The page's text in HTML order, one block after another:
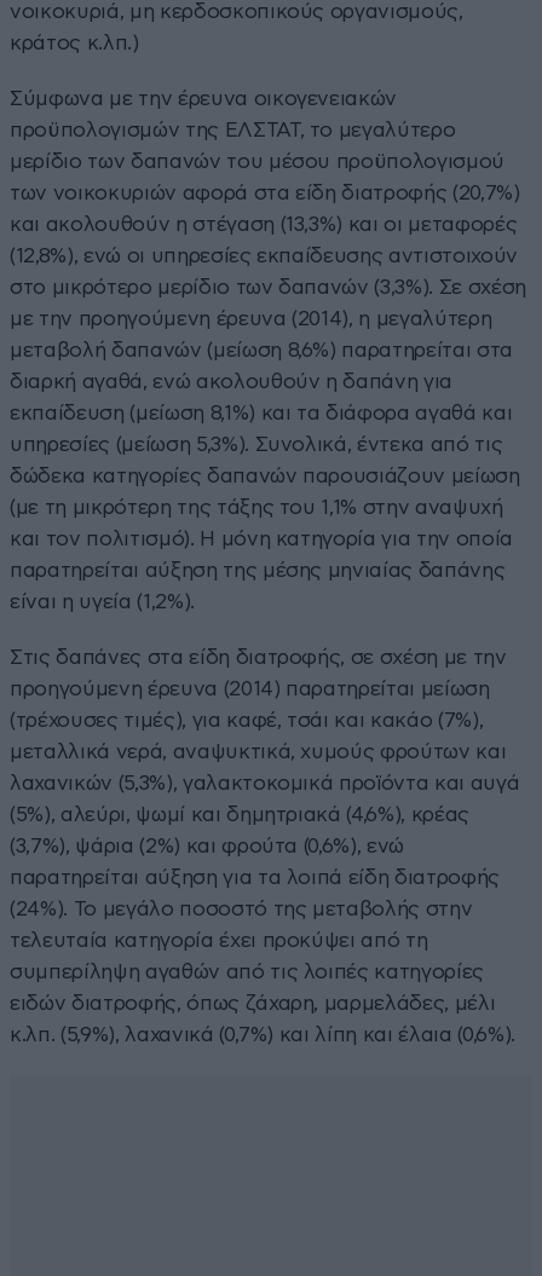
νοικοκυριά, µη κερδοσκοπικούς οργανισµούς,
κράτος κ.λπ.)
Σύμφωνα με την έρευνα οικογενειακών
προϋπολογισμών της ΕΛΣΤΑΤ, το µεγαλύτερο
µερίδιο των δαπανών του µέσου προϋπολογισµού
των νοικοκυριών αφορά στα είδη διατροφής (20,7%)
και ακολουθούν η στέγαση (13,3%) και οι µεταφορές
(12,8%), ενώ οι υπηρεσίες εκπαίδευσης αντιστοιχούν
στο µικρότερο µερίδιο των δαπανών (3,3%). Σε σχέση
µε την προηγούµενη έρευνα (2014), η µεγαλύτερη
µεταβολή δαπανών (µείωση 8,6%) παρατηρείται στα
διαρκή αγαθά, ενώ ακολουθούν η δαπάνη για
εκπαίδευση (µείωση 8,1%) και τα διάφορα αγαθά και
υπηρεσίες (µείωση 5,3%). Συνολικά, έντεκα από τις
δώδεκα κατηγορίες δαπανών παρουσιάζουν µείωση
(µε τη µικρότερη της τάξης του 1,1% στην αναψυχή
και τον πολιτισµό). Η µόνη κατηγορία για την οποία
παρατηρείται αύξηση της µέσης µηνιαίας δαπάνης
είναι η υγεία (1,2%).
Στις δαπάνες στα είδη διατροφής, σε σχέση µε την
προηγούµενη έρευνα (2014) παρατηρείται µείωση
(τρέχουσες τιµές), για καφέ, τσάι και κακάο (7%),
µεταλλικά νερά, αναψυκτικά, χυµούς φρούτων και
λαχανικών (5,3%), γαλακτοκοµικά προϊόντα και αυγά
(5%), αλεύρι, ψωµί και δηµητριακά (4,6%), κρέας
(3,7%), ψάρια (2%) και φρούτα (0,6%), ενώ
παρατηρείται αύξηση για τα λοιπά είδη διατροφής
(24%). Το µεγάλο ποσοστό της µεταβολής στην
τελευταία κατηγορία έχει προκύψει από τη
συµπερίληψη αγαθών από τις λοιπές κατηγορίες
ειδών διατροφής, όπως ζάχαρη, µαρµελάδες, µέλι
κ.λπ. (5,9%), λαχανικά (0,7%) και λίπη και έλαια (0,6%).